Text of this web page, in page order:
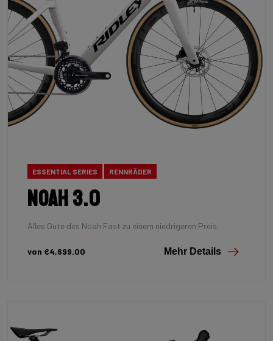
ESSENTIAL SERIES RENNRÄDER
Noah 3.0
Alles Gute des Noah Fast zu einem niedrigeren Preis.
von €4,699.00 Mehr Details